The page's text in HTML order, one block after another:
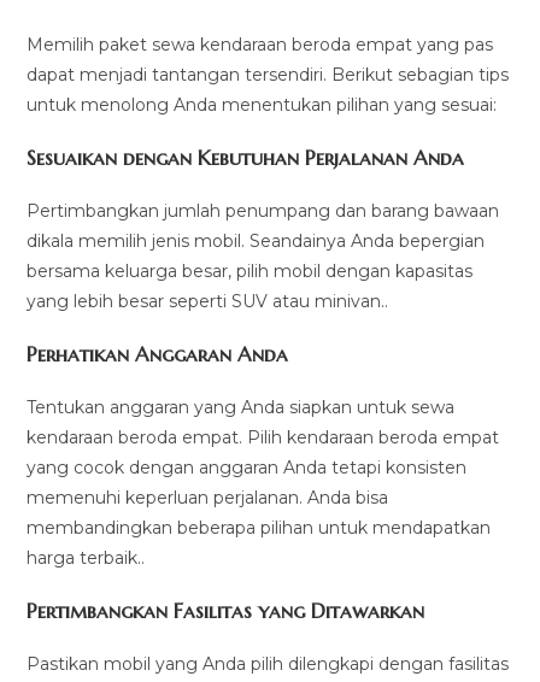
Memilih paket sewa kendaraan beroda empat yang pas
dapat menjadi tantangan tersendiri. Berikut sebagian tips
untuk menolong Anda menentukan pilihan yang sesuai:
Sesuaikan dengan Kebutuhan Perjalanan Anda
Pertimbangkan jumlah penumpang dan barang bawaan
dikala memilih jenis mobil. Seandainya Anda bepergian
bersama keluarga besar, pilih mobil dengan kapasitas
yang lebih besar seperti SUV atau minivan..
Perhatikan Anggaran Anda
Tentukan anggaran yang Anda siapkan untuk sewa
kendaraan beroda empat. Pilih kendaraan beroda empat
yang cocok dengan anggaran Anda tetapi konsisten
memenuhi keperluan perjalanan. Anda bisa
membandingkan beberapa pilihan untuk mendapatkan
harga terbaik..
Pertimbangkan Fasilitas yang Ditawarkan
Pastikan mobil yang Anda pilih dilengkapi dengan fasilitas